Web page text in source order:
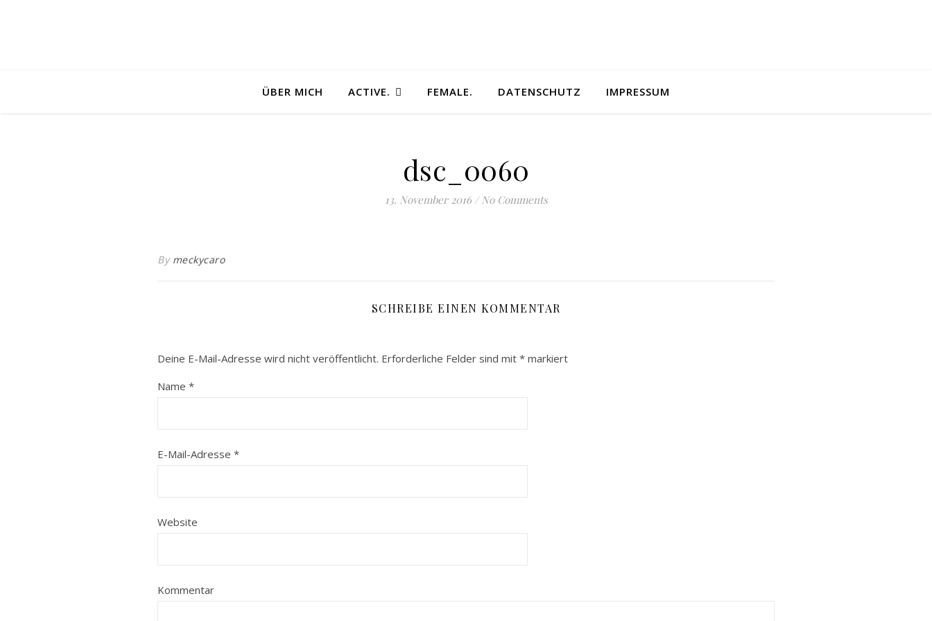
ÜBER MICH ACTIVE. FEMALE. DATENSCHUTZ IMPRESSUM
dsc_0060
13. November 2016 / No Comments
By meckycaro
SCHREIBE EINEN KOMMENTAR
Deine E-Mail-Adresse wird nicht veröffentlicht. Erforderliche Felder sind mit * markiert
Name *
E-Mail-Adresse *
Website
Kommentar